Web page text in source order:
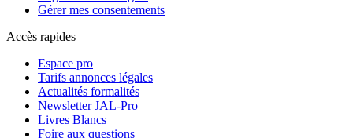
Gérer mes consentements
Accès rapides
Espace pro
Tarifs annonces légales
Actualités formalités
Newsletter JAL-Pro
Livres Blancs
Foire aux questions